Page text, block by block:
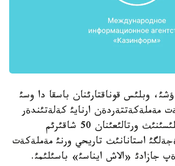
وبلئس قوناقتارئنان باسقا دا وسئ
مةملةكةتتةردةن ارنايئ كةلةتئندةر
دة از ةمةس. اتئراؤ وبلئسئنئث ورتالئعئنان 50 شاقئرئم
ةجةلگئ استانانئث تاريحي ورنئ مةملةكةت
جازادئ «الاش ايناسئ» باسئلئمئ.